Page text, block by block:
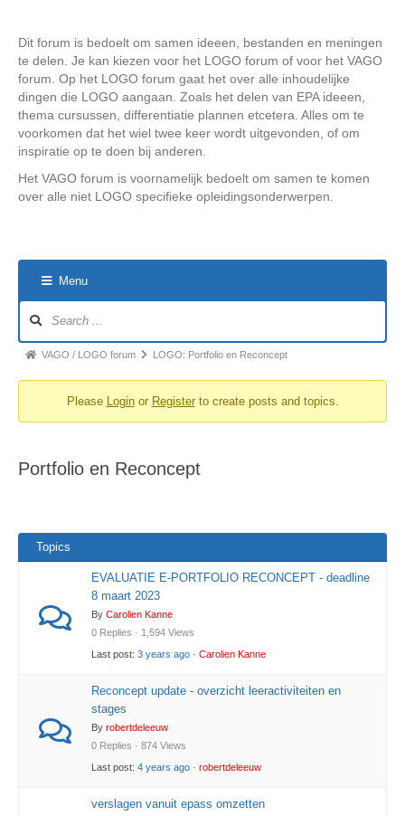
Dit forum is bedoelt om samen ideeen, bestanden en meningen
te delen. Je kan kiezen voor het LOGO forum of voor het VAGO
forum. Op het LOGO forum gaat het over alle inhoudelijke
dingen die LOGO aangaan. Zoals het delen van EPA ideeen,
thema cursussen, differentiatie plannen etcetera. Alles om te
voorkomen dat het wiel twee keer wordt uitgevonden, of om
inspiratie op te doen bij anderen.
Het VAGO forum is voornamelijk bedoelt om samen te komen
over alle niet LOGO specifieke opleidingsonderwerpen.
Menu
Navigation
Forum
You
here:
VAGO / LOGO forum LOGO: Portfolio en Reconcept
Please Loginor Registerto create posts and topics.
Portfolio en Reconcept
Topics
EVALUATIE E-PORTFOLIO RECONCEPT - deadline
8 maart 2023
By Carolien Kanne
0 Replies · 1,594 Views
Last post: 3 years ago · Carolien Kanne
Reconcept update - overzicht leeractiviteiten en
stages
By robertdeleeuw
0 Replies · 874 Views
Last post: 4 years ago · robertdeleeuw
verslagen vanuit epass omzetten